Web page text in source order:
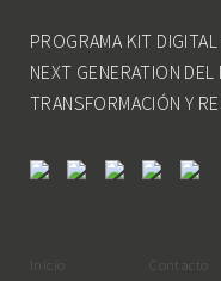
PROGRAMA KIT
NEXT GENERATION
TRANSFORMACIÓN Y
Inicio
Contacto